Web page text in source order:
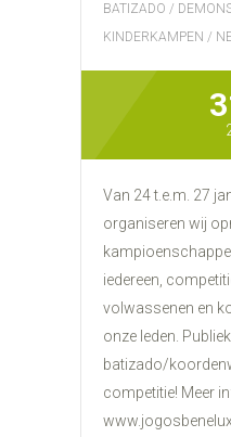
BATIZADO /
KINDERKAMPEN /
Van 24 t.e.m. 27
organiseren wij
iedereen,
volwassenen en
onze leden.
batizado/
competitie! Meer